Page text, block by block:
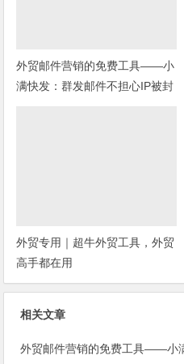
外贸邮件营销的免费工具——小
满快发：群发邮件不担心IP被封
外贸专用｜超牛外贸工具，外贸
高手都在用
相关文章